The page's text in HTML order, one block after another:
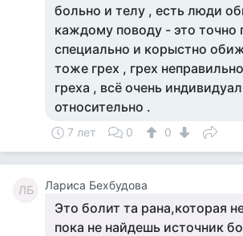
больно и телу , есть люди
каждому поводу - это точно
специально и корыстно
тоже грех , грех
греха , всё очень
относительно .
7 лет 0 0
ЛБ Лариса Бехбудова
Это болит та рана,которая
пока не найдешь источник